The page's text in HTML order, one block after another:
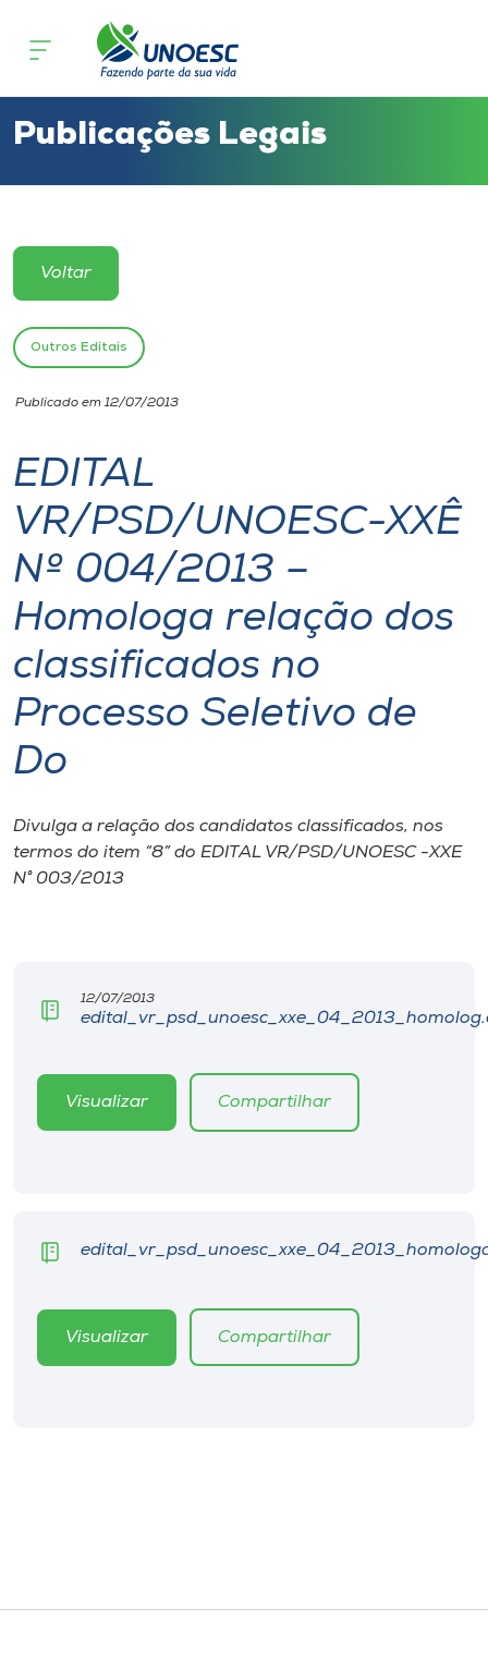
Cursos
Atendimento ao Estudante
Portal de Ensino
Unoesc
Internacionalização
I.nova
Diplomados
Cultura
CPA
Editora
Store
Publicações Legais
Voltar
Outros Editais
Publicado em 12/07/2013
EDITAL
VR/PSD/UNOESC-XXÊ
Nº 004/2013 –
Homologa relação dos
classificados no
Processo Seletivo de
Do
Divulga a relação dos candidatos classificados, nos
termos do item “8” do EDITAL VR/PSD/UNOESC -XXE
N° 003/2013
12/07/2013
Visualizar Compartilhar
Visualizar Compartilhar